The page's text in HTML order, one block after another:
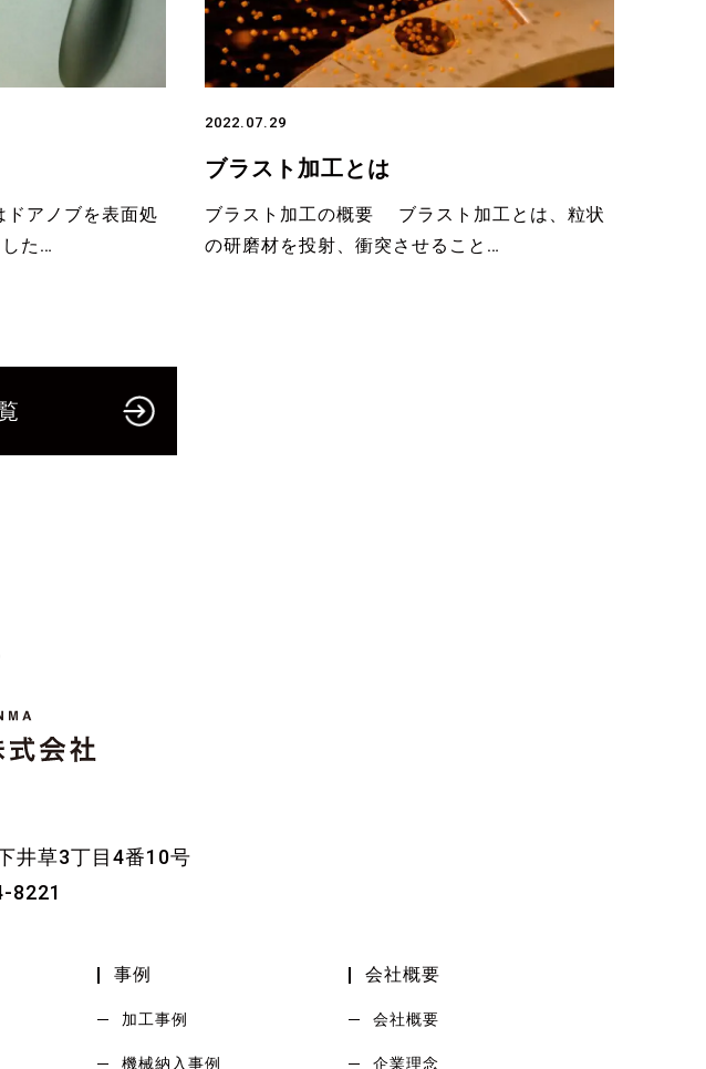
アノブを表面処
た…
2022.07.29
ブラスト加工とは
ブラスト加工の概要 ブラスト加工とは、粒状
の研磨材を投射、衝突させること…
井草3丁目4番10号
8221
事例
加工事例
機械納入事例
会社概要
会社概要
企業理念